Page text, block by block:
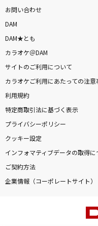
お問い合わせ
DAM
DAM★とも
カラオケ＠DAM
サイトのご利用について
カラオケご利用にあたっての注意
利用規約
特定商取引法に基づく表示
プライバシーポリシー
クッキー設定
インフォマティブデータの取得に
ご契約方法
企業情報（コーポレートサイト）